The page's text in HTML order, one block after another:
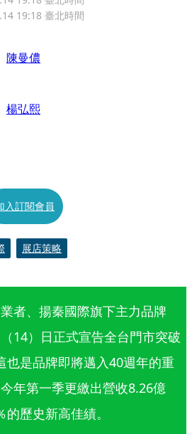
19:18 臺北時間
陳曼儂
楊弘熙
入訂閱會員
展店策略
者、揚秦國際旗下主力品牌
（14）日正式宣告全台門市突破
也是品牌即將邁入40週年的重
年第一季更繳出營收8.26億
歷史新高佳績。